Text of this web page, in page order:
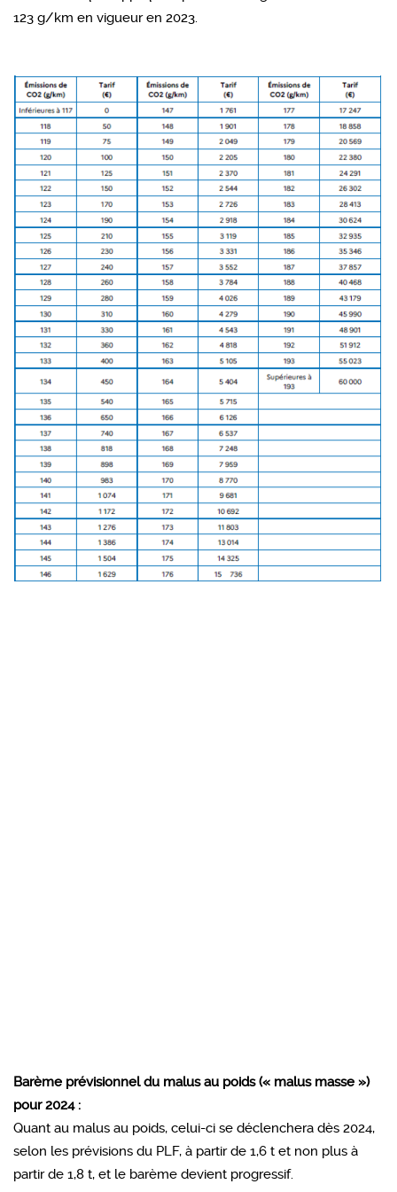
123 g/km en vigueur en 2023.
Barème prévisionnel du malus au poids (« malus masse »)
pour 2024 :
Quant au malus au poids, celui-ci se déclenchera dès 2024,
selon les prévisions du PLF, à partir de 1,6 t et non plus à
partir de 1,8 t, et le barème devient progressif.